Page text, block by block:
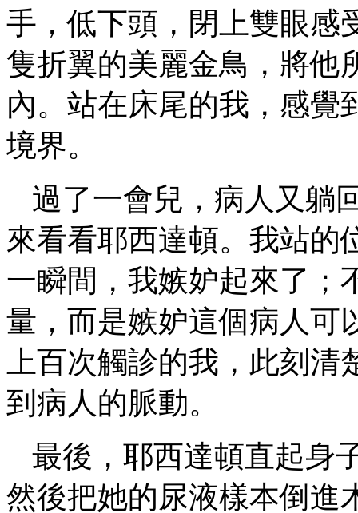
手，低下頭，閉上雙眼感
隻折翼的美麗金鳥，將他
內。站在床尾的我，感覺
境界。
過了一會兒，病人又躺
來看看耶西達頓。我站的
一瞬間，我嫉妒起來了；
量，而是嫉妒這個病人可
上百次觸診的我，此刻
到病人的脈動。
最後，耶西達頓直起身
然後把她的尿液樣本倒進